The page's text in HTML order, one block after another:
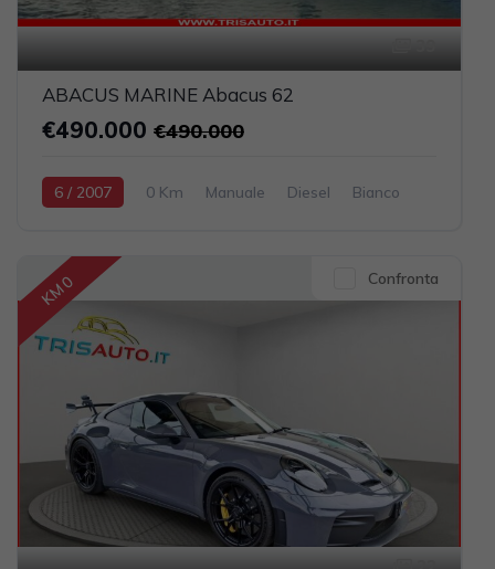
ABACUS MARINE Abacus 62
€490.000 €490.000
6 / 2007 0 Km Manuale Diesel
Bianco
KM 0 Confronta